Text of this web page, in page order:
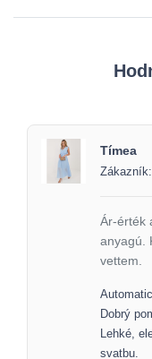
Tímea
Ár-érték
anyagú.
vettem.
Dobrý
Lehké,
svatbu.